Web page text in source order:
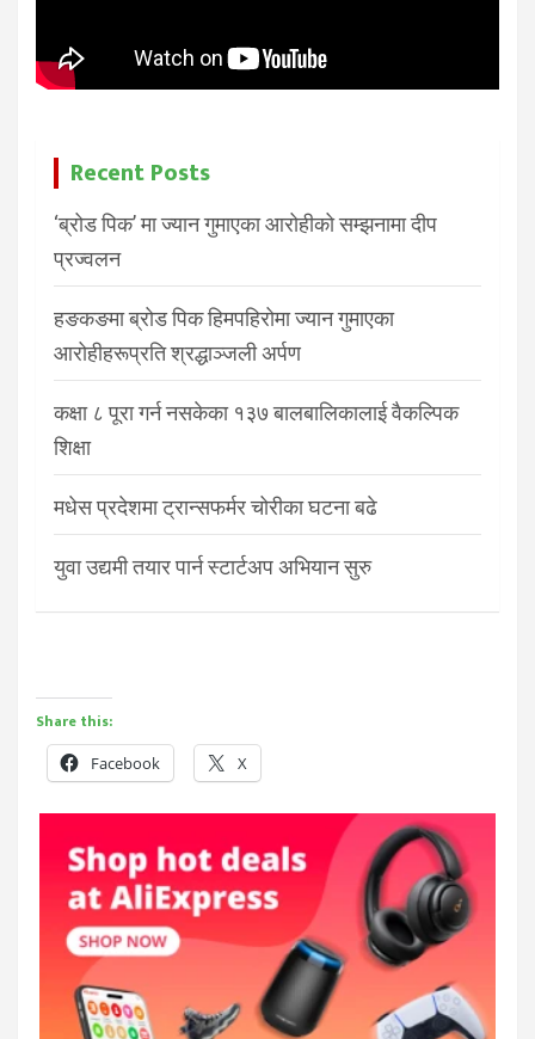
Recent Posts
‘ब्रोड पिक’ मा ज्यान गुमाएका आरोहीको सम्झनामा दीप
प्रज्वलन
हङकङमा ब्रोड पिक हिमपहिरोमा ज्यान गुमाएका
आरोहीहरूप्रति श्रद्धाञ्जली अर्पण
कक्षा ८ पूरा गर्न नसकेका १३७ बालबालिकालाई वैकल्पिक
शिक्षा
मधेस प्रदेशमा ट्रान्सफर्मर चोरीका घटना बढे
युवा उद्यमी तयार पार्न स्टार्टअप अभियान सुरु
Share this:
Facebook X